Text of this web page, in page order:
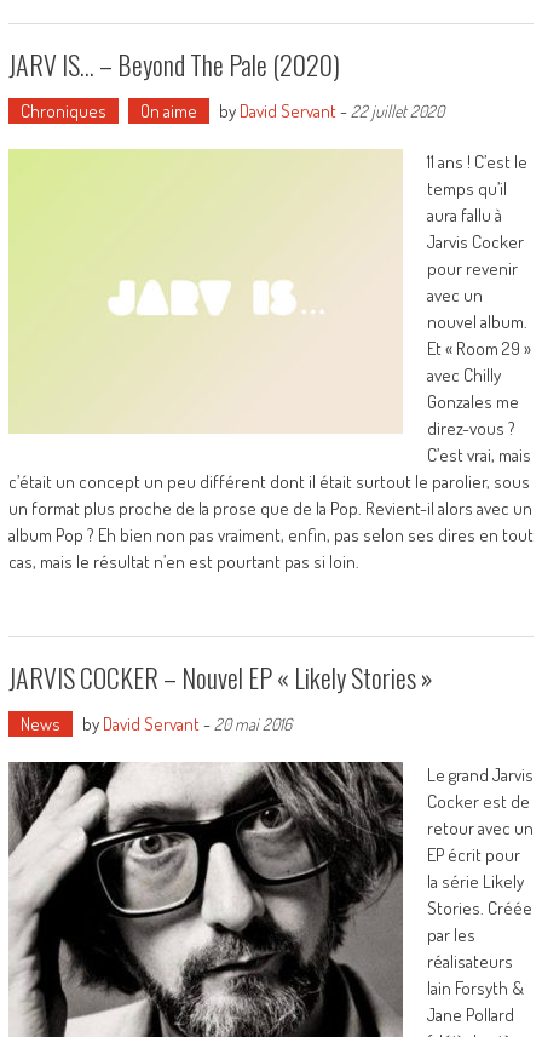
JARV IS… – Beyond The Pale (2020)
Chroniques On aime by David Servant- 22 juillet 2020
11 ans ! C’est le
temps qu’il
aura fallu à
Jarvis Cocker
pour revenir
avec un
nouvel album.
Et « Room 29 »
avec Chilly
Gonzales me
direz-vous ?
C’est vrai, mais
c’était un concept un peu différent dont il était surtout le parolier, sous
un format plus proche de la prose que de la Pop. Revient-il alors avec un
album Pop ? Eh bien non pas vraiment, enfin, pas selon ses dires en tout
cas, mais le résultat n’en est pourtant pas si loin.
JARVIS COCKER – Nouvel EP « Likely Stories »
News by David Servant- 20 mai 2016
Le grand Jarvis
Cocker est de
retour avec un
EP écrit pour
la série Likely
Stories. Créée
par les
réalisateurs
Iain Forsyth &
Jane Pollard